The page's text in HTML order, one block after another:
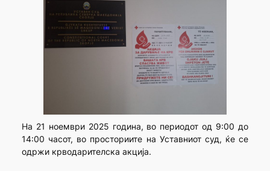
На 21 ноември 2025 година, во периодот од 9:00 до
14:00 часот, во просториите на Уставниот суд, ќе се
одржи крводарителска акција.